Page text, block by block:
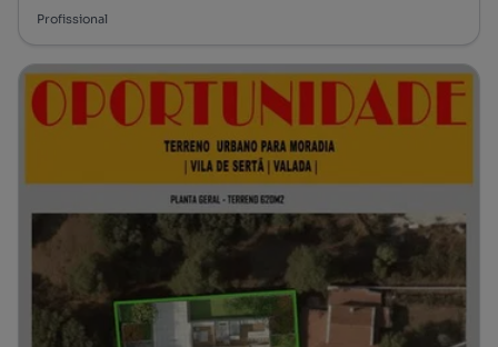
Profissional